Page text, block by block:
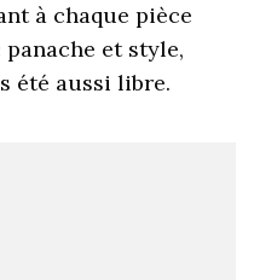
à chaque pièce
et style,
été aussi libre.